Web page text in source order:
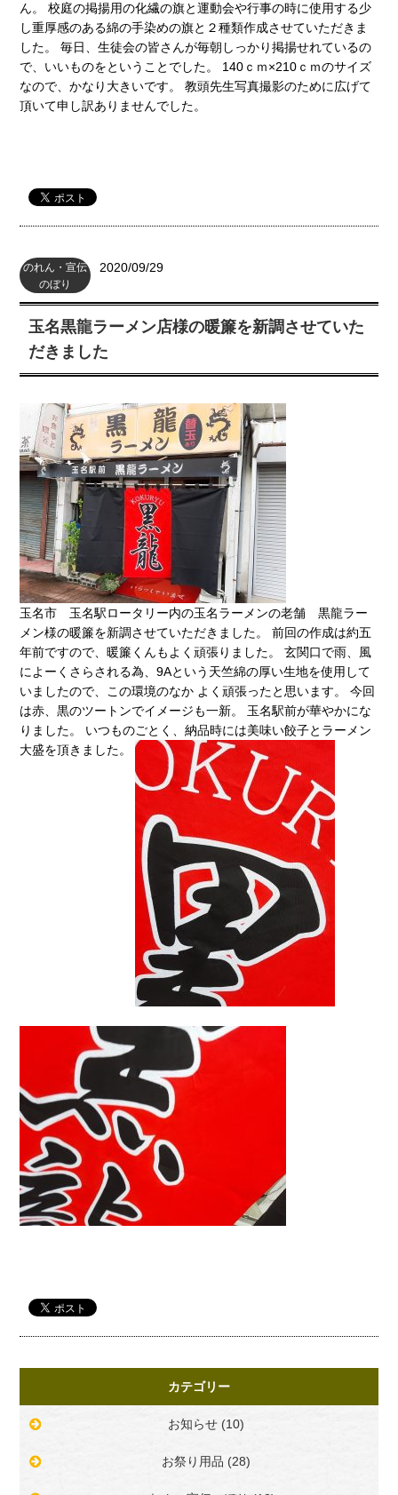
ん。 校庭の掲揚用の化繊の旗と運動会や行事の時に使用する少
し重厚感のある綿の手染めの旗と２種類作成させていただきま
した。 毎日、生徒会の皆さんが毎朝しっかり掲揚せれているの
で、いいものをということでした。 140ｃｍ×210ｃｍのサイズ
なので、かなり大きいです。 教頭先生写真撮影のために広げて
頂いて申し訳ありませんでした。
のれん・宣伝
のぼり
2020/09/29
玉名黒龍ラーメン店様の暖簾を新調させていた
だきました
玉名市 玉名駅ロータリー内の玉名ラーメンの老舗 黒龍ラー
メン様の暖簾を新調させていただきました。 前回の作成は約五
年前ですので、暖簾くんもよく頑張りました。 玄関口で雨、風
によーくさらされる為、9Aという天竺綿の厚い生地を使用して
いましたので、この環境のなか よく頑張ったと思います。 今回
は赤、黒のツートンでイメージも一新。 玉名駅前が華やかにな
りました。 いつものごとく、納品時には美味い餃子とラーメン
大盛を頂きました。
カテゴリー
お知らせ (10)
お祭り用品 (28)